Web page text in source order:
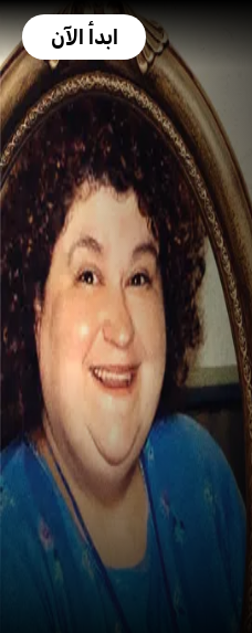
ابدأ الآن